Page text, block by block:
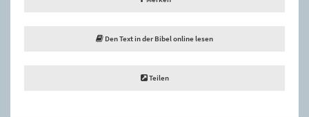
Den Text in der Bibel online lesen
Teilen